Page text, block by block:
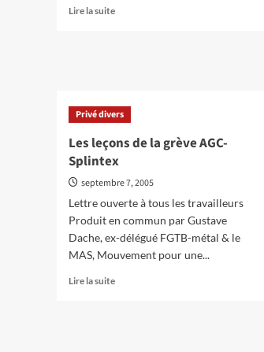
Lire la suiteEn
?
Privé divers
Les leçons de la grève AGC-
Splintex
septembre 7, 2005
Lettre ouverte à tous les travailleurs
Produit en commun par Gustave
Dache, ex-délégué FGTB-métal & le
MAS, Mouvement pour une...
Lire la suiteEn